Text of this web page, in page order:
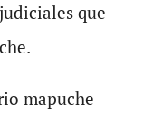
que
mapuche